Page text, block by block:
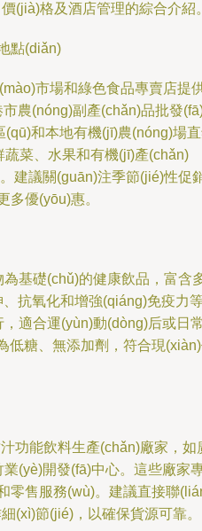
(jià)格及酒店管理的綜合介紹
點(diǎn)
市場和綠色食品專賣店提
農(nóng)副產(chǎn)品批發
和本地有機(jī)農(nóng)場
菜、水果和有機(jī)產(chǎn)
建議關(guān)注季節(jié)性促
多優(yōu)惠。
基礎(chǔ)的健康飲品，富含
抗氧化和增強(qiáng)免疫力
適合運(yùn)動(dòng)后或日
低糖、無添加劑，符合現
功能飲料生產(chǎn)廠家，如
(yè)開發(fā)中心。這些廠家
零售服務(wù)。建議直接聯
(xì)節(jié)，以確保貨源可靠。